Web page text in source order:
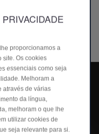
nos oferecer
proporcionamos a
site. Os cookies
essenciais como seja
Melhoram a
através de várias
da língua,
melhoram o que lhe
utilizar cookies de
seja relevante para si.